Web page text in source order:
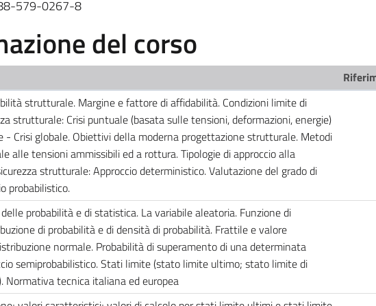
579-0267-8
del corso
strutturale. Margine e fattore di affidabilità. Condizioni limite di
strutturale: Crisi puntuale (basata sulle tensioni, deformazioni, energie)
- Crisi globale. Obiettivi della moderna progettazione strutturale. Metodi
alle tensioni ammissibili ed a rottura. Tipologie di approccio alla
strutturale: Approccio deterministico. Valutazione del grado di
probabilistico.
probabilità e di statistica. La variabile aleatoria. Funzione di
di probabilità e di densità di probabilità. Frattile e valore
normale. Probabilità di superamento di una determinata
semiprobabilistico. Stati limite (stato limite ultimo; stato limite di
Normativa tecnica italiana ed europea